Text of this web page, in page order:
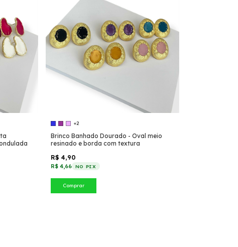
+2
Brinco Banhado Dourado - Oval meio
resinado e borda com textura
R$ 4,90
R$ 4,66 NO PIX
Comprar